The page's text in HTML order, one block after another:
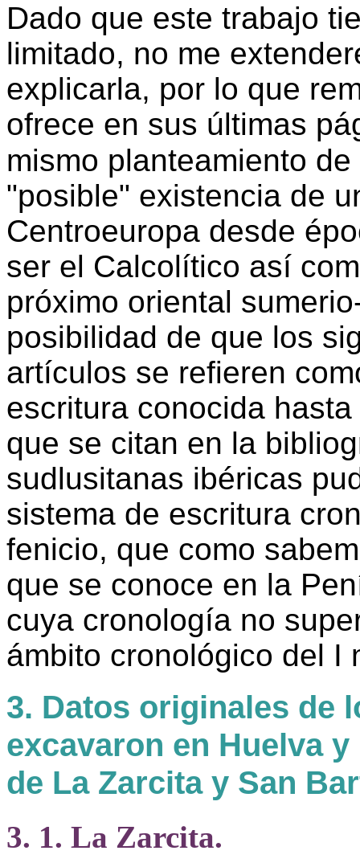
Dado que este trabajo
limitado, no me
explicarla, por lo que
ofrece en sus últimas
mismo planteamiento
"posible" existencia de
Centroeuropa desde
ser el Calcolítico así
próximo oriental
posibilidad de que los
artículos se refieren
escritura conocida
que se citan en la
sudlusitanas ibéricas
sistema de escritura
fenicio, que como
que se conoce en la
cuya cronología no
ámbito cronológico del I
3. Datos originales de
excavaron en Huelva
de La Zarcita y San
3. 1. La Zarcita.